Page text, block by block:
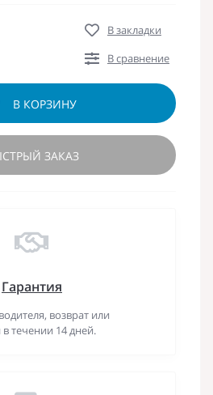
В закладки
В сравнение
В КОРЗИНУ
ЗАКАЗ
Гарантия
возврат или
течении 14 дней.